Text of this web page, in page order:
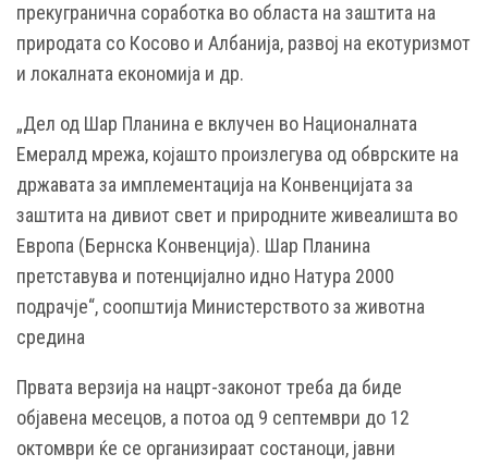
прекугранична соработка во областа на заштита на
природата со Косово и Албанија, развој на екотуризмот
и локалната економија и др.
„Дел од Шар Планина е вклучен во Националната
Емералд мрежа, којашто произлегува од обврските на
државата за имплементација на Конвенцијата за
заштита на дивиот свет и природните живеалишта во
Европа (Бернска Конвенција). Шар Планина
претставува и потенцијално идно Натура 2000
подрачје“, соопштија Министерството за животна
средина
Првата верзија на нацрт-законот треба да биде
објавена месецов, а потоа од 9 септември до 12
октомври ќе се организираат состаноци, јавни